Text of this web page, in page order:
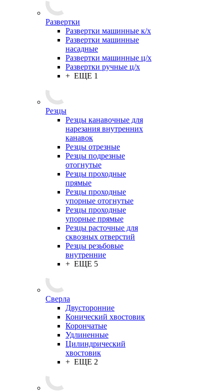
Развертки
Развертки машинные к/х
Развертки машинные
насадные
Развертки машинные ц/х
Развертки ручные ц/х
+ ЕЩЕ 1
Резцы
Резцы канавочные для
нарезания внутренних
канавок
Резцы отрезные
Резцы подрезные
отогнутые
Резцы проходные
прямые
Резцы проходные
упорные отогнутые
Резцы проходные
упорные прямые
Резцы расточные для
сквозных отверстий
Резцы резьбовые
внутренние
+ ЕЩЕ 5
Сверла
Двусторонние
Конический хвостовик
Корончатые
Удлиненные
Цилиндрический
хвостовик
+ ЕЩЕ 2